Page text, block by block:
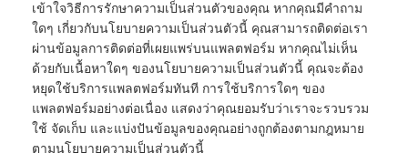
เข้าใจวิธีการรักษาความเป็นส่วนตัวของคุณ หากคุณมีคำถาม
ใดๆ เกี่ยวกับนโยบายความเป็นส่วนตัวนี้ คุณสามารถติดต่อเรา
ผ่านข้อมูลการติดต่อที่เผยแพร่บนแพลตฟอร์ม หากคุณไม่เห็น
ด้วยกับเนื้อหาใดๆ ของนโยบายความเป็นส่วนตัวนี้ คุณจะต้อง
หยุดใช้บริการแพลตฟอร์มทันที การใช้บริการใดๆ ของ
แพลตฟอร์มอย่างต่อเนื่อง แสดงว่าคุณยอมรับว่าเราจะรวบรวม
ใช้ จัดเก็บ และแบ่งปันข้อมูลของคุณอย่างถูกต้องตามกฎหมาย
ตามนโยบายความเป็นส่วนตัวนี้